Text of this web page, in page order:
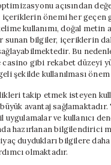
açısından
önemi her geçen
kullanımı, doğal metin
sunan bilgiler, içeriklerin
Bu
casino gibi rekabet düzeyi
şekilde kullanılması önem
takip etmek isteyen
avantaj
uygulamalar ve kullanıcı
hazırlanan bilgilendirici
duydukları bilgilere daha
olmaktadır.